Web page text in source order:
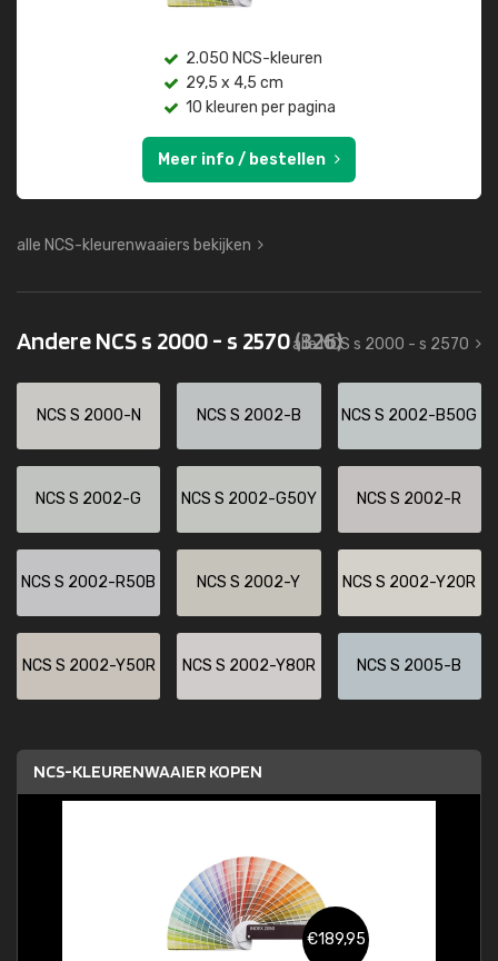
2.050 NCS-kleuren
29,5 x 4,5 cm
10 kleuren per pagina
Meer info / bestellen
alle NCS-kleurenwaaiers bekijken
Andere NCS s 2000 - s 2570(326)
alle NCS s 2000 - s 2570
NCS S 2000-N NCS S 2002-B NCS S 2002-B50G
NCS S 2002-G NCS S 2002-G50Y NCS S 2002-R
NCS S 2002-R50B NCS S 2002-Y NCS S 2002-Y20R
NCS S 2002-Y50R NCS S 2002-Y80R NCS S 2005-B
NCS-KLEURENWAAIER KOPEN
€189,95